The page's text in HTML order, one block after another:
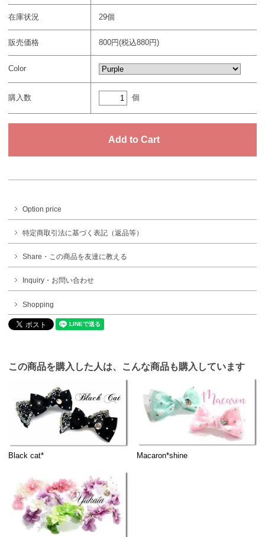
在庫状況 29個
販売価格 800円(税込880円)
Color
購入数 個
Option price
特定商取引法に基づく表記（返品等）
Share・この商品を友達に教える
Inquiry・お問い合わせ
Shopping
この商品を購入した人は、こんな商品も購入しています
Black cat* Macaron*shine